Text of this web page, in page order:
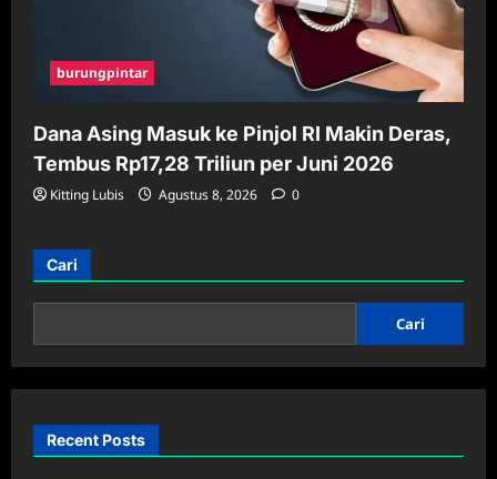
burungpintar
Dana Asing Masuk ke Pinjol RI Makin Deras,
Tembus Rp17,28 Triliun per Juni 2026
Kitting Lubis Agustus 8, 2026 0
Cari
Cari
Recent Posts